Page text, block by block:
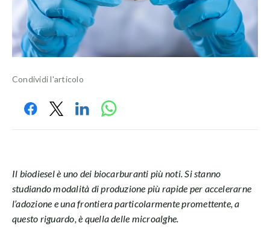
Condividi l'articolo
Il biodiesel è uno dei biocarburanti più noti. Si stanno
studiando modalità di produzione più rapide per accelerarne
l’adozione e una frontiera particolarmente promettente, a
questo riguardo, è quella delle microalghe.